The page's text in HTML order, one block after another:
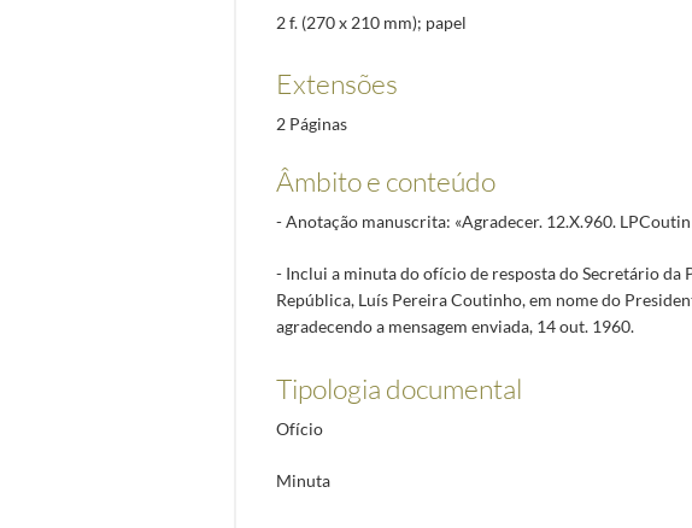
2 f. (270 x 210 mm); papel
Extensões
2 Páginas
Âmbito e conteúdo
- Anotação manuscrita: «Agradecer. 12.X.960.
- Inclui a minuta do ofício de resposta do Secretário da
República, Luís Pereira Coutinho, em nome do
agradecendo a mensagem enviada, 14 out. 1960.
Tipologia documental
Ofício
Minuta